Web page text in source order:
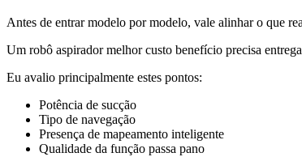
Antes de entrar modelo por modelo, vale alinhar o que
Um robô aspirador melhor custo benefício precisa
Eu avalio principalmente estes pontos:
Potência de sucção
Tipo de navegação
Presença de mapeamento inteligente
Qualidade da função passa pano